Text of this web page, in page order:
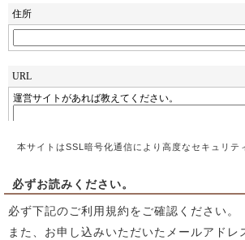
本サイトはSSL暗号化通信により高度なセキュリテ
必ずお読みください。
必ず下記のご利用規約をご確認ください。
また、お申し込みいただいたメールアドレ